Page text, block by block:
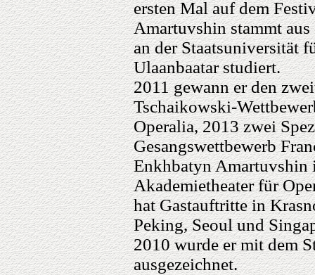
ersten Mal auf dem
Amartuvshin stammt
an der Staatsuniversität
Ulaanbaatar studiert.
2011 gewann er den
Tschaikowski-
Operalia, 2013 zwei
Gesangswettbewerb
Enkhbatyn Amartuvshin
Akademietheater für
hat Gastauftritte in
Peking, Seoul und
2010 wurde er mit dem
ausgezeichnet.